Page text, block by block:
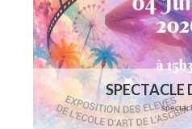
SPECTACLE